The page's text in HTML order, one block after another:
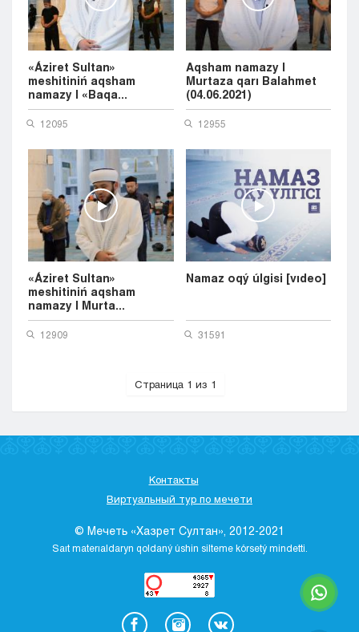
«Áziret Sultan»
meshitiniń aqsham
namazy | «Baqa...
12095
Aqsham namazy |
Murtaza qarı Balahmet
(04.06.2021)
12955
«Áziret Sultan»
meshitiniń aqsham
namazy | Murta...
12909
Namaz oqý úlgisi [vıdeo]
31591
Страница 1 из 1
Контакты
Виртуальный тур по мечети
© Мечеть «Хазрет Султан», 2012-2021
Saıt materıaldaryn qoldaný úshіn sіlteme kórsetý mіndettі.